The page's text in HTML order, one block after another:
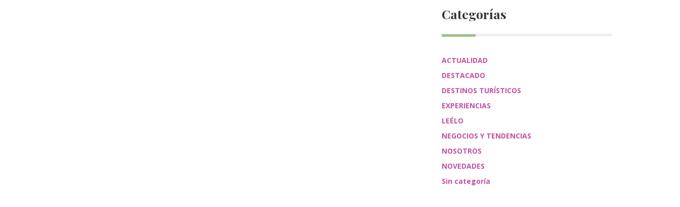
Categorías
ACTUALIDAD
DESTACADO
DESTINOS TURÍSTICOS
EXPERIENCIAS
LEÉLO
NEGOCIOS Y TENDENCIAS
NOSOTROS
NOVEDADES
Sin categoría